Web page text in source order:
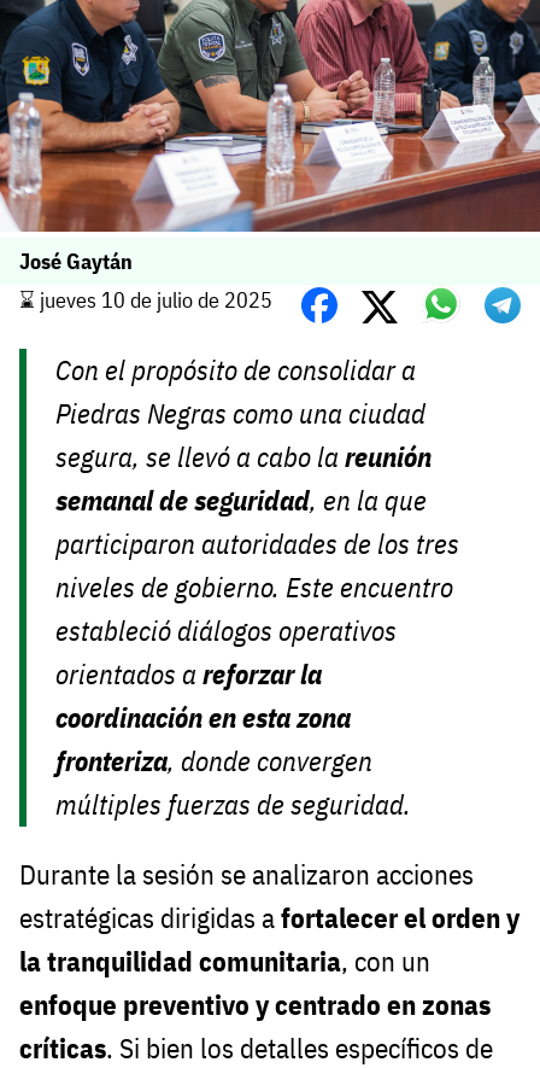
José Gaytán
⌛️ jueves 10 de julio de 2025
Con el propósito de consolidar a
Piedras Negras como una ciudad
segura, se llevó a cabo lareunión
semanal de seguridad, en la que
participaron autoridades de los tres
niveles de gobierno. Este encuentro
estableció diálogos operativos
orientados areforzar la
coordinación en esta zona
fronteriza, donde convergen
múltiples fuerzas de seguridad.
Durante la sesión se analizaron acciones
estratégicas dirigidas afortalecer el orden y
la tranquilidad comunitaria, con un
enfoque preventivo y centrado en zonas
críticas. Si bien los detalles específicos de